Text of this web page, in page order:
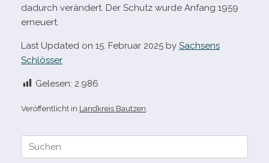
dadurch ver­än­dert. Der Schutz wurde Anfang 1959
erneuert.
Last Updated on 15. Februar 2025 by Sachsens
Schlösser
Gelesen: 2.986
Veröffentlicht in Landkreis Bautzen
Suche